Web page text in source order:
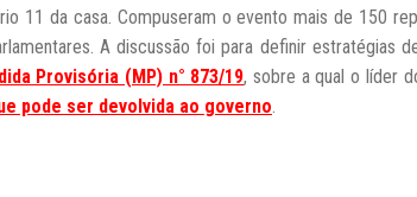
11 da casa. Compuseram o evento mais de 150
A discussão foi para definir estratégias
Provisória (MP) n° 873/19, sobre a qual o líder
pode ser devolvida ao governo.